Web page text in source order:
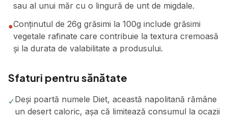
sau al unui măr cu o lingură de unt de migdale.
●Conținutul de 26g grăsimi la 100g include grăsimi
vegetale rafinate care contribuie la textura cremoasă
și la durata de valabilitate a produsului.
Sfaturi pentru sănătate
✓Deși poartă numele Diet, această napolitană rămâne
un desert caloric, așa că limitează consumul la ocazii